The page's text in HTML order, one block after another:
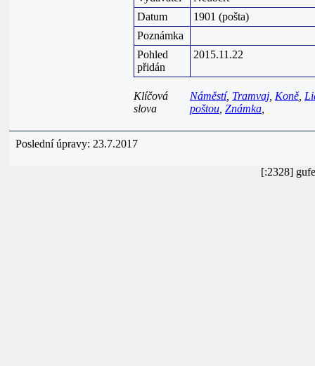
Datum
1901 (pošta)
Poznámka
Pohled
přidán
2015.11.22
Klíčová
slova
Náměstí, Tramvaj Koně
poštou Známka
Poslední úpravy: 23.7.2017
[:2328]